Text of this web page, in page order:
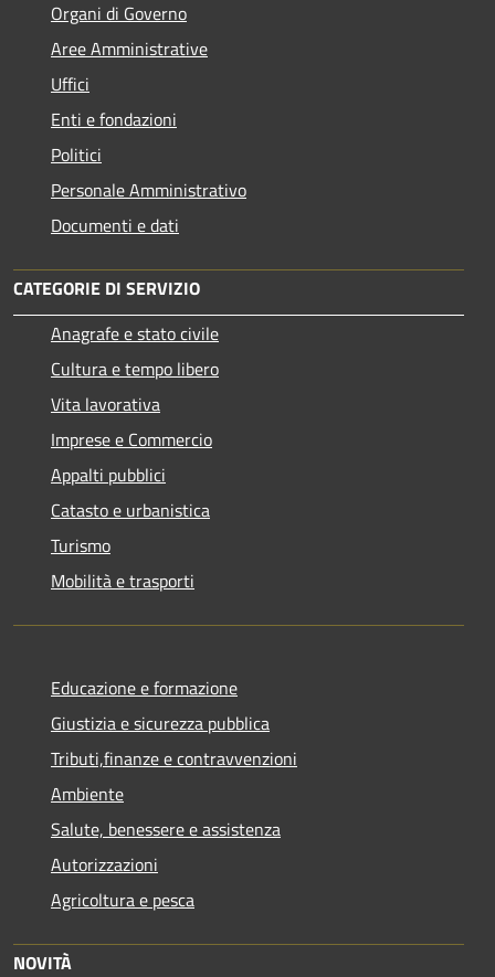
Organi di Governo
Aree Amministrative
Uffici
Enti e fondazioni
Politici
Personale Amministrativo
Documenti e dati
CATEGORIE DI SERVIZIO
Anagrafe e stato civile
Cultura e tempo libero
Vita lavorativa
Imprese e Commercio
Appalti pubblici
Catasto e urbanistica
Turismo
Mobilità e trasporti
Educazione e formazione
Giustizia e sicurezza pubblica
Tributi,finanze e contravvenzioni
Ambiente
Salute, benessere e assistenza
Autorizzazioni
Agricoltura e pesca
NOVITÀ